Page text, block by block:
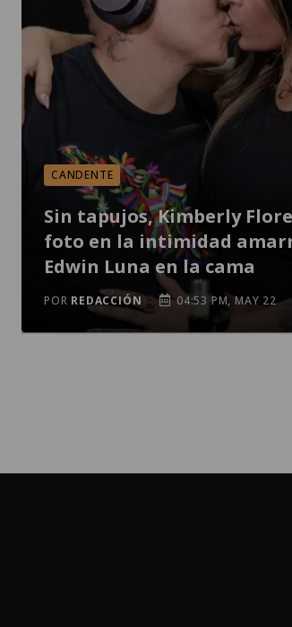
CANDENTE
Sin tapujos, Kimberly
foto en la intimidad
Edwin Luna en la cama
POR REDACCIÓN 04:53 PM, MAY 22